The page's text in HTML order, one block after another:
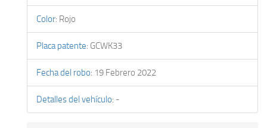
Color: Rojo
Placa patente: GCWK33
Fecha del robo: 19 Febrero 2022
Detalles del vehículo: -